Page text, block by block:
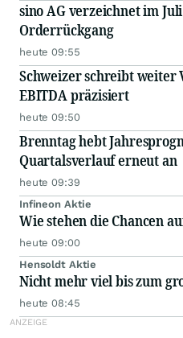
sino AG verzeichnet im
Orderrückgang
heute 09:55
Schweizer schreibt weiter
EBITDA präzisiert
heute 09:50
Brenntag hebt
Quartalsverlauf erneut an
heute 09:39
Infineon Aktie
Wie stehen die Chancen
heute 09:00
Hensoldt Aktie
Nicht mehr viel bis zum
heute 08:45